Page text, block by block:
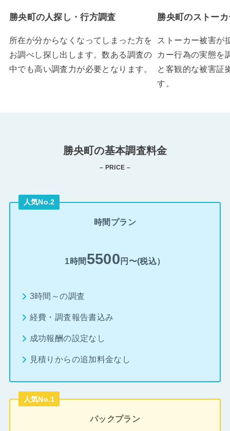
勝央町の人探し・行方調査
所在が分からなくなってしまった方を
お調べし探し出します。数ある調査の
中でも高い調査力が必要となります。
勝央町のストー
ストーカー被害が
カー行為の実態を
と客観的な被害証
す。
勝央町の基本調査料金
– PRICE –
人気No.2
時間プラン
1時間 5500 円〜(税込）
3時間～の調査
経費・調査報告書込み
成功報酬の設定なし
見積りからの追加料金なし
人気No.1
パックプラン